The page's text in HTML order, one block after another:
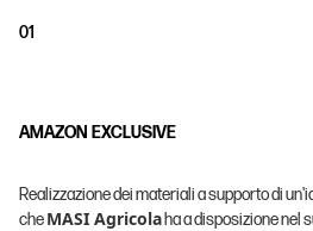
01
AMAZON EXCLUSIVE
Realizzazione dei materiali a supporto di
cheMASI Agricolaha a disposizione nel